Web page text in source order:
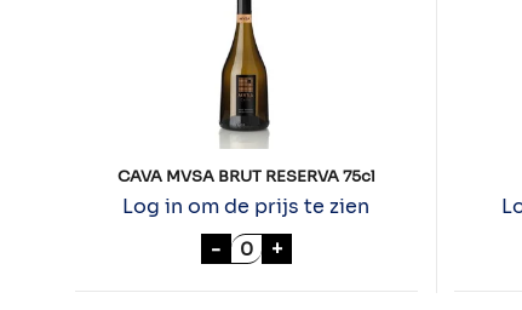
CAVA MVSA BRUT RESERVA 75cl
Log in om de prijs te zien
- CAVA MVSA BRUT RESERVA
+